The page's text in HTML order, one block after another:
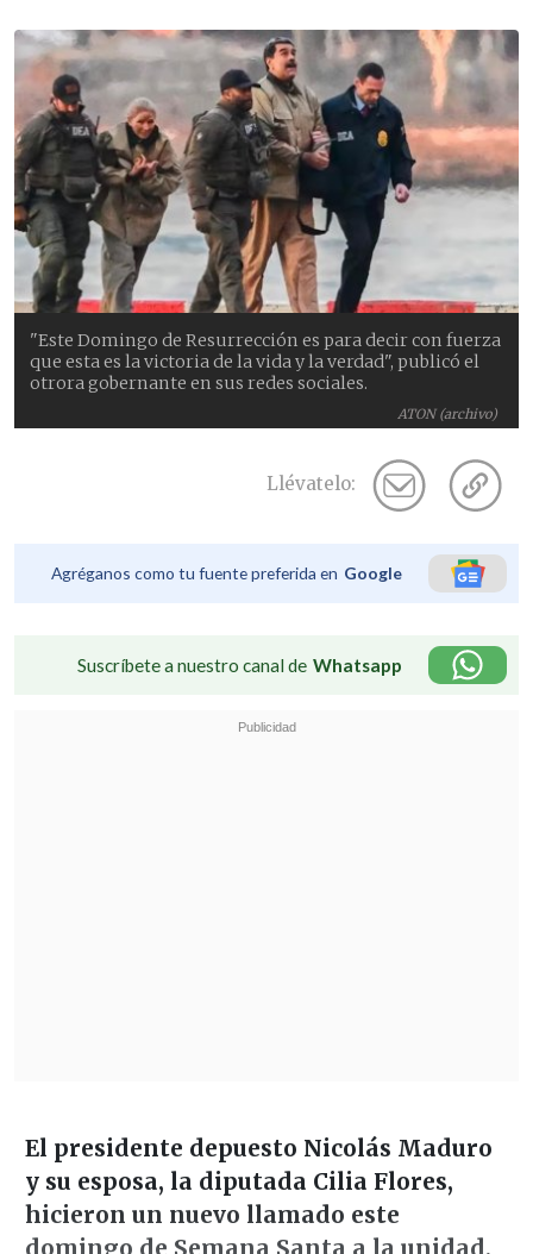
ATON (archivo)
"Este Domingo de Resurrección es para decir con fuerza
que esta es la victoria de la vida y la verdad", publicó el
otrora gobernante en sus redes sociales.
Llévatelo:
Agréganos como tu fuente preferida en Google
Suscríbete a nuestro canal de Whatsapp
El presidente depuesto Nicolás Maduro
y su esposa, la diputada Cilia Flores,
hicieron un nuevo llamado este
domingo de Semana Santa a la unidad,